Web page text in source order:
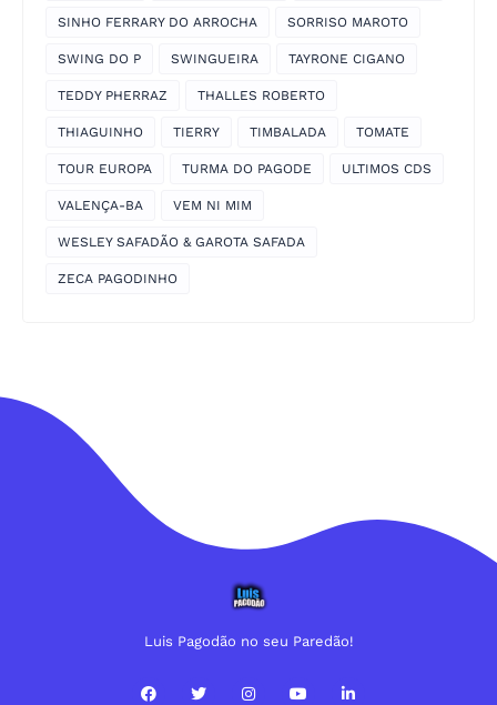
SINHO FERRARY DO ARROCHA SORRISO MAROTO
SWING DO P SWINGUEIRA TAYRONE CIGANO
TEDDY PHERRAZ THALLES ROBERTO
THIAGUINHO TIERRY TIMBALADA TOMATE
TOUR EUROPA TURMA DO PAGODE ULTIMOS CDS
VALENÇA-BA VEM NI MIM
WESLEY SAFADÃO & GAROTA SAFADA
ZECA PAGODINHO
Luis Pagodão no seu Paredão!